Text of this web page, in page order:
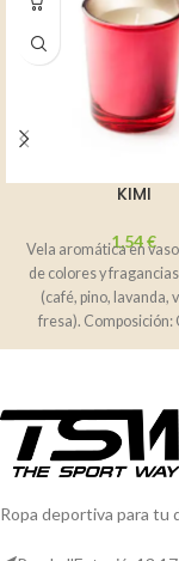
KIMI
1,54€
Vela aromática en
de colores y
(café, pino, lavanda,
fresa). Composición:
Ropa deportiva para tu